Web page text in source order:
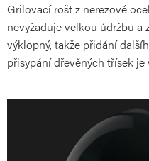
Grilovací rošt z nerezové
nevyžaduje velkou údržbu a
výklopný, takže přidání
přisypání dřevěných třísek je